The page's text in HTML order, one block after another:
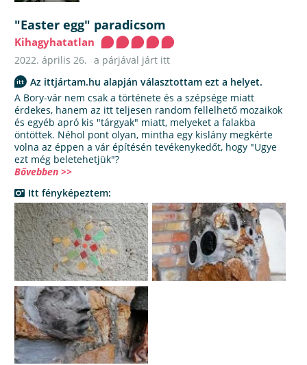
"Easter egg" paradicsom
Kihagyhatatlan
2022. április 26. a párjával járt itt
Az ittjártam.hu alapján választottam ezt a helyet.
A Bory-vár nem csak a története és a szépsége miatt
érdekes, hanem az itt teljesen random fellelhető mozaikok
és egyéb apró kis "tárgyak" miatt, melyeket a falakba
öntöttek. Néhol pont olyan, mintha egy kislány megkérte
volna az éppen a vár építésén tevékenykedőt, hogy "Ugye
ezt még beletehetjük"?
Bővebben >>
Itt fényképeztem: